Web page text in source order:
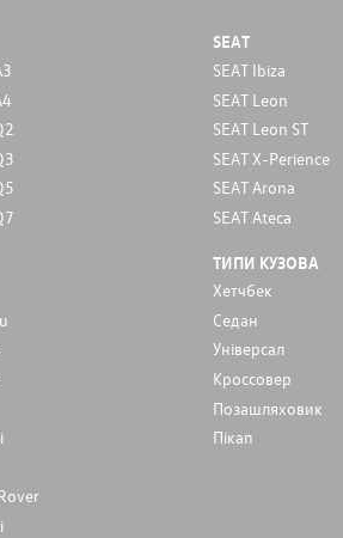
SEAT
SEAT Ibiza
SEAT Leon
SEAT Leon ST
SEAT X-Perience
SEAT Arona
SEAT Ateca
ТИПИ КУЗОВА
Хетчбек
Седан
Унiверсал
Кроссовер
Позашляховик
Пікап